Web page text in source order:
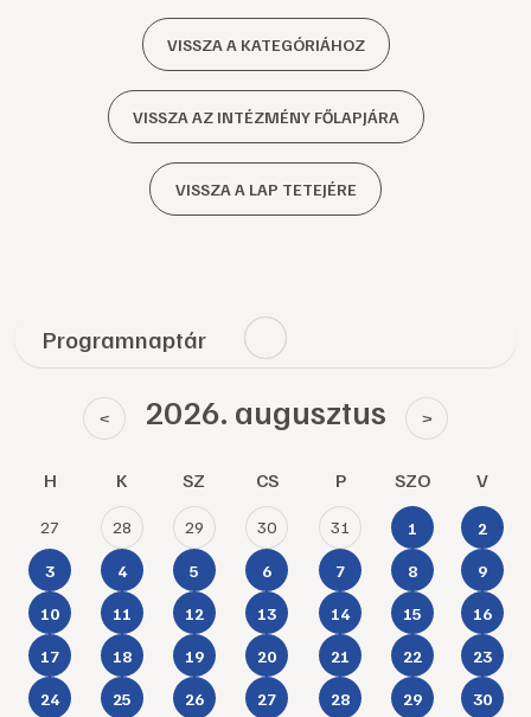
VISSZA A KATEGÓRIÁHOZ
VISSZA AZ INTÉZMÉNY FŐLAPJÁRA
VISSZA A LAP TETEJÉRE
Programnaptár
< 2026. augusztus >
H K SZ CS P SZO V
27 28 29 30 31 1 2
3 4 5 6 7 8 9
10 11 12 13 14 15 16
17 18 19 20 21 22 23
24 25 26 27 28 29 30